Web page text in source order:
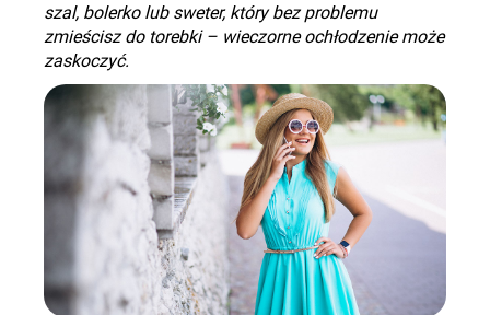
szal, bolerko lub sweter, który bez problemu
zmieścisz do torebki – wieczorne ochłodzenie może
zaskoczyć.